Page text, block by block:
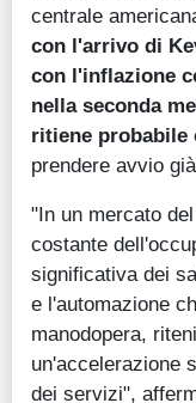
centrale
con l'arrivo di
con l'inflazione
nella seconda
ritiene probabile
prendere avvio
"In un mercato
costante
significativa dei
e l'automazione
manodopera,
un'accelerazione
dei servizi",